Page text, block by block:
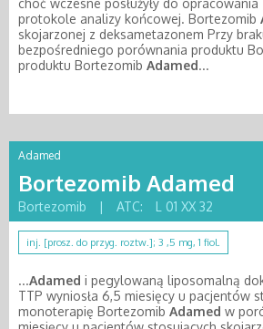
choć wczesne posłużyły do
protokole analizy końcowej. Bortezomib
skojarzonej z deksametazonem Przy
bezpośredniego porównania produktu
produktu Bortezomib Adamed...
Adamed
Bortezomib Adamed
Bortezomib
| ATC: L 01 XX 32
inj. [prosz. do przyg. roztw.]; 3 ,5 mg, 1 fiol.
...Adamed i pegylowaną liposomalną
TTP wyniosła 6,5 miesięcy u pacjentów
monoterapię Bortezomib Adamed w